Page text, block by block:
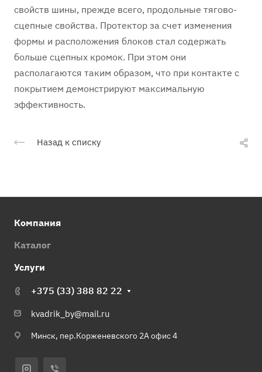
свойств шины, прежде всего, продольные тягово-
сцепные свойства. Протектор за счет изменения
формы и расположения блоков стал содержать
больше сцепных кромок. При этом они
располагаются таким образом, что при контакте с
покрытием демонстрируют максимальную
эффективность.
Назад к списку
Компания
Каталог
Услуги
+375 (33) 388 82 22
kvadrik_by@mail.ru
Минск, пер.Корженевского 2А офис 4